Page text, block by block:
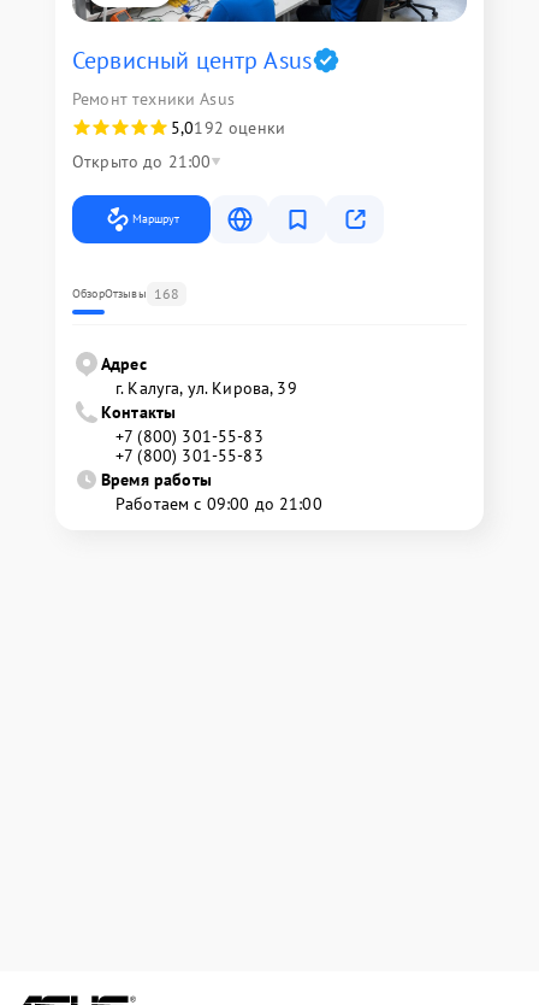
Сервисный центр Asus
Ремонт техники Asus
5,0192 оценки
Открыто до 21:00
Маршрут
ОбзорОтзывы 168
Адрес
г. Калуга, ул. Кирова, 39
Контакты
+7 (800) 301-55-83
+7 (800) 301-55-83
Время работы
Работаем с 09:00 до 21:00